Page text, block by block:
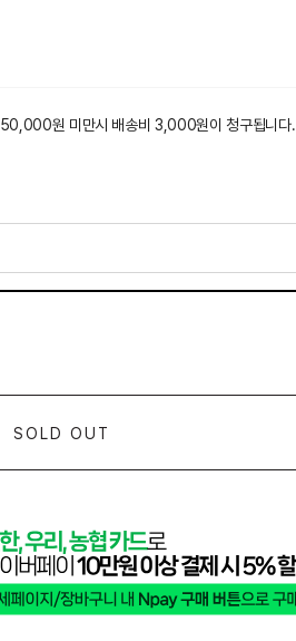
50,000원 미만시 배송비 3,000원이 청구됩니다.
SOLD OUT